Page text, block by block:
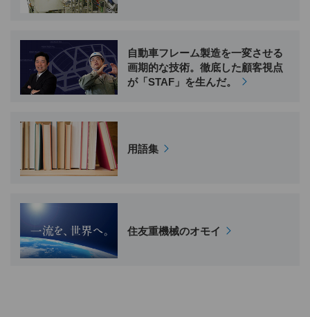
自動車フレーム製造を一変させる
画期的な技術。徹底した顧客視点
が「STAF」を生んだ。
用語集
住友重機械のオモイ